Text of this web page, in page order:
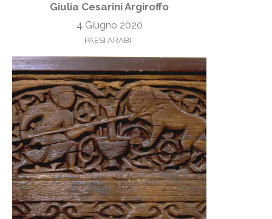
Giulia Cesarini Argiroffo
4 Giugno 2020
PAESI ARABI